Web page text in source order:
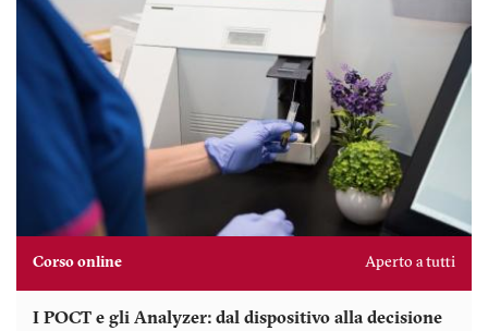
Corso online Aperto a tutti
I POCT e gli Analyzer: dal dispositivo alla decisione